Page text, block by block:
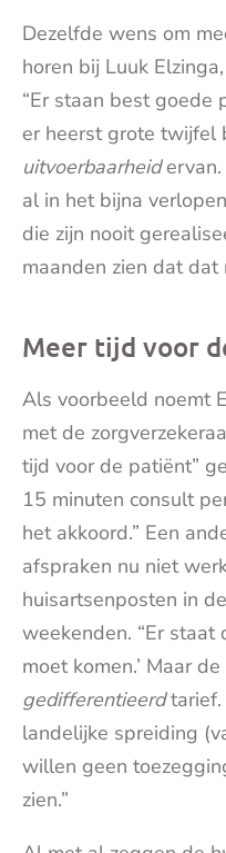
Dezelfde wens om
horen bij Luuk
“Er staan best goede
er heerst grote twijfel
uitvoerbaarheidervan.
al in het bijna verlopen
die zijn nooit
maanden zien dat dat
Meer tijd voor
Als voorbeeld noemt
met de
tijd voor de patiënt”
15 minuten consult
het akkoord.” Een
afspraken nu niet
huisartsenposten in
weekenden. “Er staat
moet komen.’ Maar
gedifferentieerdtarief.
landelijke spreiding
willen geen
zien.”